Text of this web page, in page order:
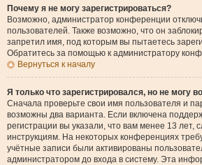
Почему я не могу зарегистрироваться?
Возможно, администратор конференции
пользователей. Также возможно, что он
запретил имя, под которым вы пытаетесь
Обратитесь за помощью к администратору
Вернуться к началу
Я только что зарегистрировался, но не могу
Сначала проверьте свои имя пользователя и
возможны два варианта. Если включена
регистрации вы указали, что вам менее 13 лет,
инструкциям. На некоторых конференциях
учётные записи были активированы
администратором до входа в систему. Эта